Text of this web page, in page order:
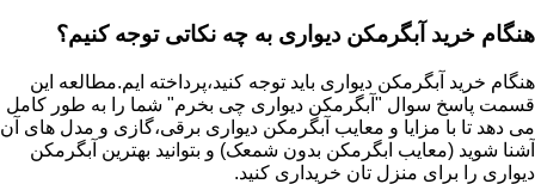
هنگام خرید آبگرمکن دیواری به چه نکاتی توجه کنیم؟
هنگام خرید آبگرمکن دیواری باید توجه کنید،پرداخته ایم.مطالعه این
قسمت پاسخ سوال "آبگرمکن دیواری چی بخرم" شما را به طور کامل
می دهد تا با مزایا و معایب آبگرمکن دیواری برقی،گازی و مدل های آن
آشنا شوید (معایب ابگرمکن بدون شمعک) و بتوانید بهترین آبگرمکن
دیواری را برای منزل تان خریداری کنید.